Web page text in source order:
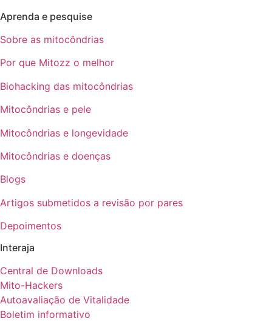
Aprenda e pesquise
Sobre as mitocôndrias
Por que Mitozz o melhor
Biohacking das mitocôndrias
Mitocôndrias e pele
Mitocôndrias e longevidade
Mitocôndrias e doenças
Blogs
Artigos submetidos a revisão por pares
Depoimentos
Interaja
Central de Downloads
Mito-Hackers
Autoavaliação de Vitalidade
Boletim informativo